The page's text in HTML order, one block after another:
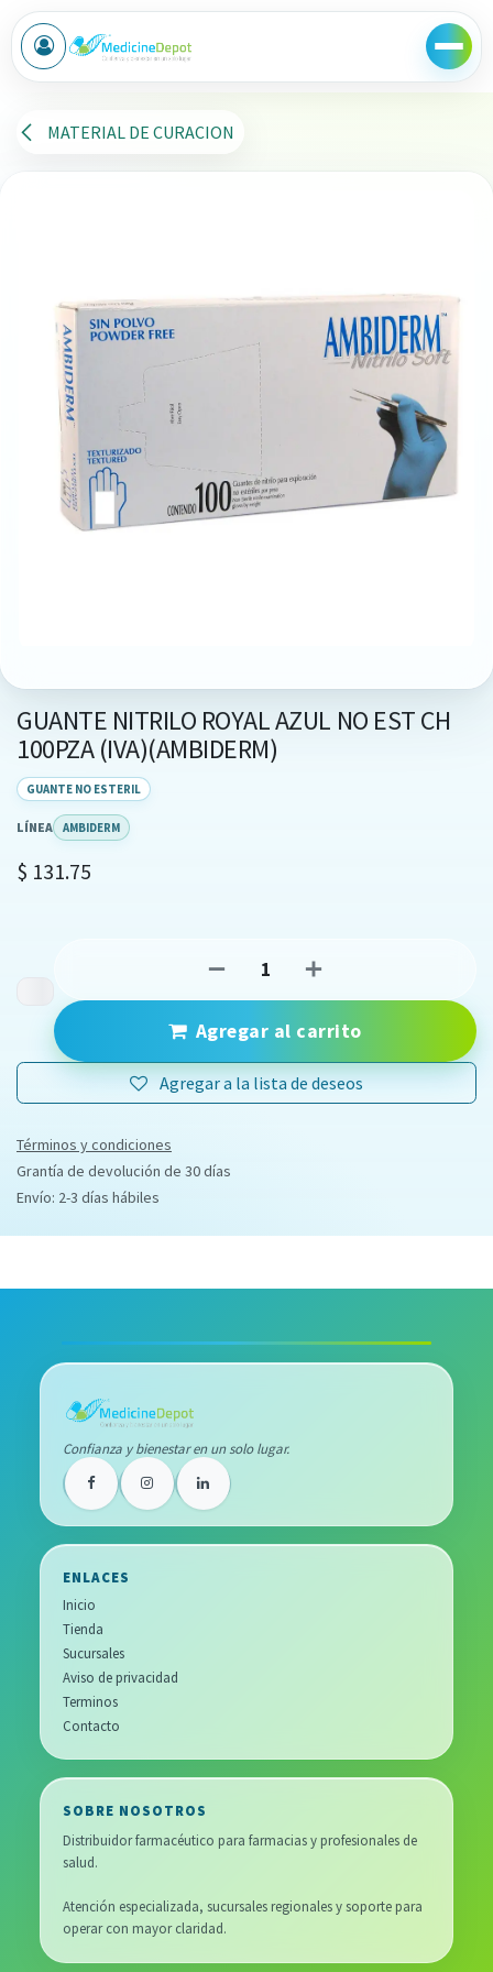
Ir al contenido
MATERIAL DE CURACION
GUANTE NITRILO ROYAL AZUL NO EST CH
100PZA (IVA)(AMBIDERM)
GUANTE NO ESTERIL
LÍNEA AMBIDERM
$ 131.75
Agregar al carrito
Agregar a la lista de deseos
Términos y condiciones
Grantía de devolución de 30 días
Envío: 2-3 días hábiles
Confianza y bienestar en un solo lugar.
ENLACES
Inicio
Tienda
Sucursales
Aviso de privacidad
Terminos
Contacto
SOBRE NOSOTROS
Distribuidor farmacéutico para farmacias y profesionales de
salud.
Atención especializada, sucursales regionales y soporte para
operar con mayor claridad.